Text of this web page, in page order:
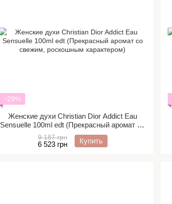
−29%
Женские духи Christian Dior Addict Eau
Sensuelle 100ml edt (Прекрасный аромат со
свежим, роскошным характером)
9 187 грн
6 523 грн Купить